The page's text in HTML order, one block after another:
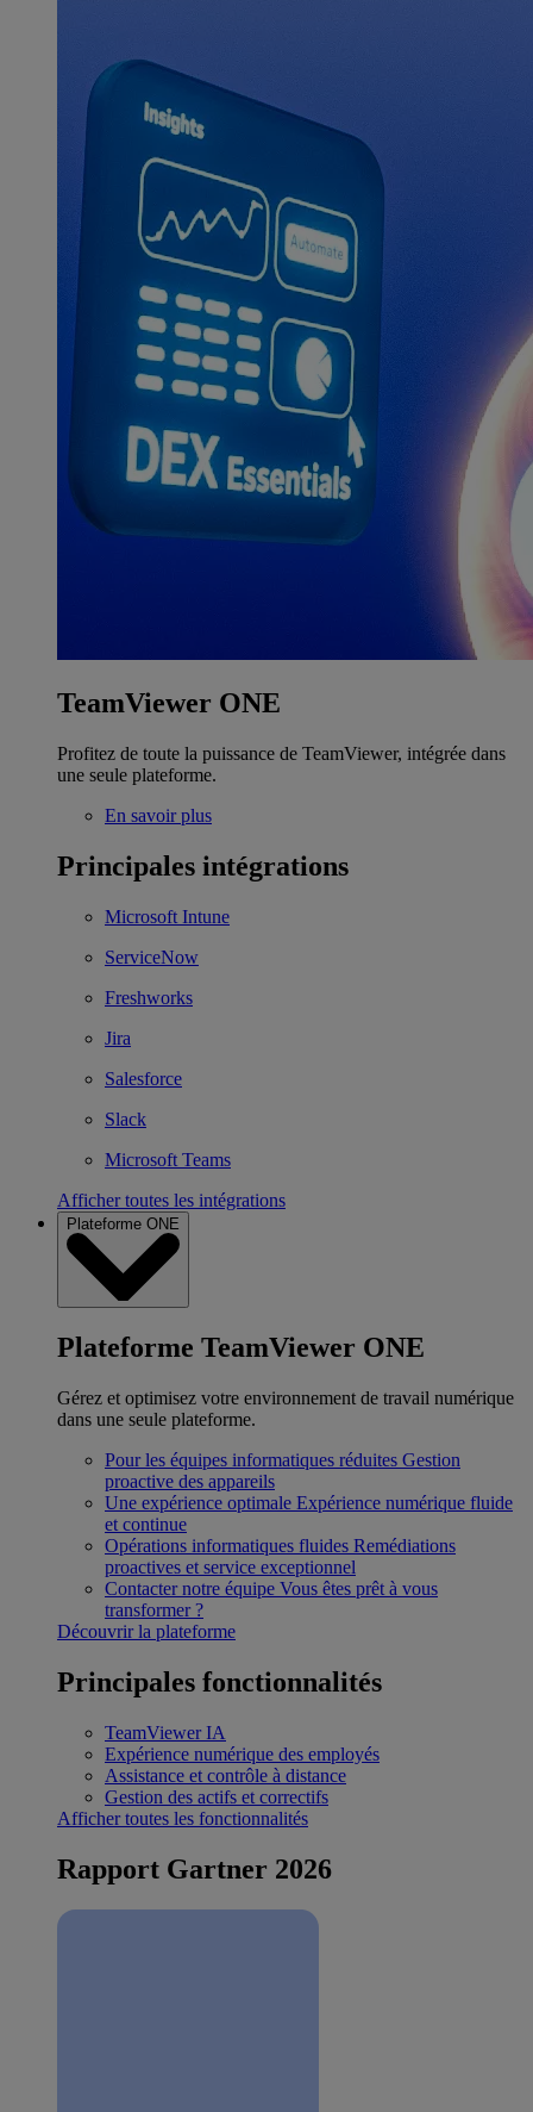
TeamViewer ONE
Profitez de toute la puissance de TeamViewer, intégrée dans
une seule plateforme.
En savoir plus
Principales intégrations
Microsoft Intune
ServiceNow
Freshworks
Jira
Salesforce
Slack
Microsoft Teams
Afficher toutes les intégrations
Plateforme ONE
Plateforme TeamViewer ONE
Gérez et optimisez votre environnement de travail numérique
dans une seule plateforme.
Pour les équipes informatiques réduites Gestion
proactive des appareils
Une expérience optimale Expérience numérique fluide
et continue
Opérations informatiques fluides Remédiations
proactives et service exceptionnel
Contacter notre équipe Vous êtes prêt à vous
transformer ?
Découvrir la plateforme
Principales fonctionnalités
TeamViewer IA
Expérience numérique des employés
Assistance et contrôle à distance
Gestion des actifs et correctifs
Afficher toutes les fonctionnalités
Rapport Gartner 2026